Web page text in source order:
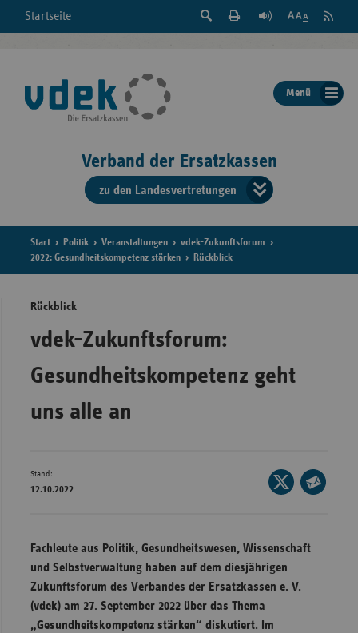
Startseite
Suche
der
Seite
Feed
Menü
Verband der Ersatzkassen
zu den Landesvertretungen
der
Start Politik Veranstaltungen
vdek-Zukunftsforum
2022: Gesundheitskompetenz stärken
Rückblick
Rückblick
vdek-Zukunftsforum:
Gesundheitskompetenz geht
uns alle an
Stand:
12.10.2022
Seite
auf
Fachleute aus Politik, Gesundheitswesen, Wissenschaft
und Selbstverwaltung haben auf dem diesjährigen
Zukunftsforum des Verbandes der Ersatzkassen e. V.
(vdek) am 27. September 2022 über das Thema
„Gesundheitskompetenz stärken“ diskutiert. Im